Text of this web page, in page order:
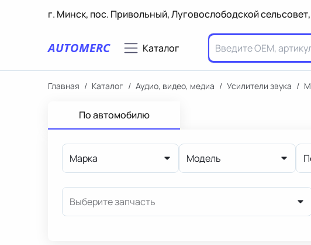
г. Минск, пос. Привольный, Луговослободской
AUTOMERC Каталог
Главная / Каталог / Аудио, видео, медиа / Усилители звука /
По автомобилю
Марка Модель
Выберите запчасть